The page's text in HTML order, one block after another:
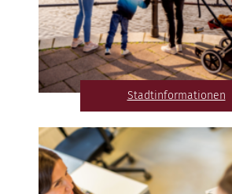
Stadtinformationen